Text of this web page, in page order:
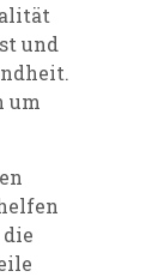
und
um